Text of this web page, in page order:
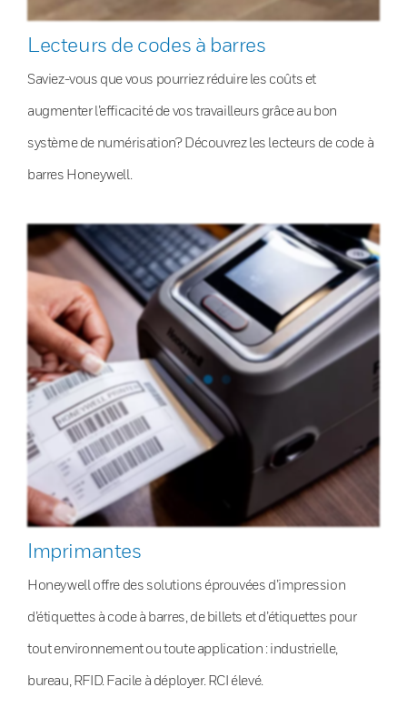
Lecteurs de codes à barres
Saviez-vous que vous pourriez réduire les coûts et
augmenter l’efficacité de vos travailleurs grâce au bon
système de numérisation? Découvrez les lecteurs de code à
barres Honeywell.
Imprimantes
Honeywell offre des solutions éprouvées d’impression
d’étiquettes à code à barres, de billets et d’étiquettes pour
tout environnement ou toute application : industrielle,
bureau, RFID. Facile à déployer. RCI élevé.